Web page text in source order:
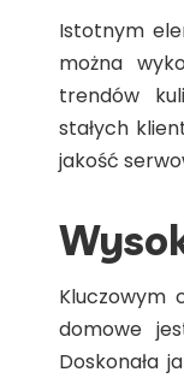
Istotnym
można
trendów
stałych
jakość
Kluczowym
domowe
Doskonała